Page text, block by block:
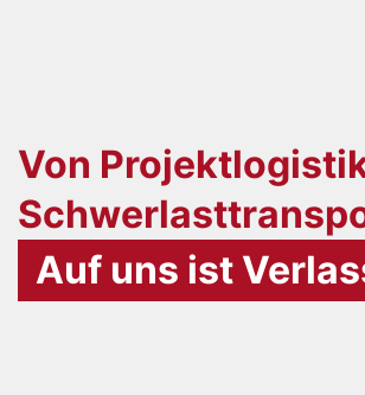
Von
Auf uns ist